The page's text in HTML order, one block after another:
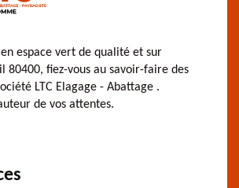
espace vert de qualité et sur
80400, fiez-vous au savoir-faire des
LTC Elagage - Abattage .
de vos attentes.